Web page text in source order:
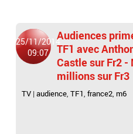
25/11/2014
09:07
Audiences
TF1 avec
Castle sur Fr2 -
millions sur Fr3
TV |audience,TF1,france2, m6